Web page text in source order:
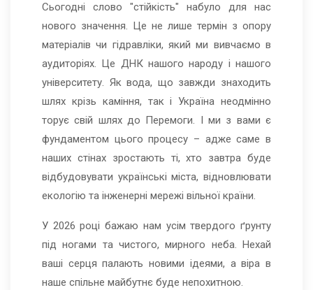
Сьогодні слово "стійкість" набуло для нас
нового значення. Це не лише термін з опору
матеріалів чи гідравліки, який ми вивчаємо в
аудиторіях. Це ДНК нашого народу і нашого
університету. Як вода, що завжди знаходить
шлях крізь каміння, так і Україна неодмінно
торує свій шлях до Перемоги. І ми з вами є
фундаментом цього процесу – адже саме в
наших стінах зростають ті, хто завтра буде
відбудовувати українські міста, відновлювати
екологію та інженерні мережі вільної країни.
У 2026 році бажаю нам усім твердого ґрунту
під ногами та чистого, мирного неба. Нехай
ваші серця палають новими ідеями, а віра в
наше спільне майбутнє буде непохитною.